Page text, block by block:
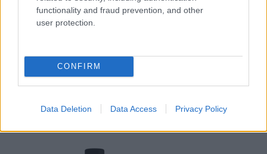
functionality and fraud prevention, and other
user protection.
CONFIRM
Data Deletion Data Access Privacy Policy
αρώματα μαύρου βατόμουρου, μύρτιλου, μαύρου
πιπεριού, δέρματος, ελιάς και κέδρου.
τιμήτου από 13,89€
Vientzi Single Vineyard από το Οινοποιείο
Παπαγιαννάκου (Μαρκόπουλο Αττικής)